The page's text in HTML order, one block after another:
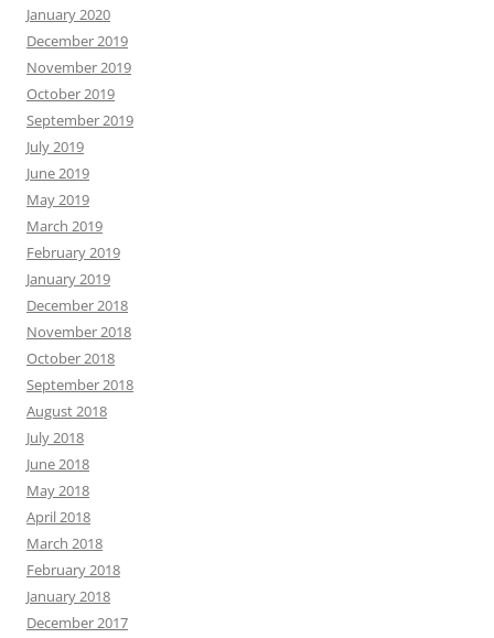
January 2020
December 2019
November 2019
October 2019
September 2019
July 2019
June 2019
May 2019
March 2019
February 2019
January 2019
December 2018
November 2018
October 2018
September 2018
August 2018
July 2018
June 2018
May 2018
April 2018
March 2018
February 2018
January 2018
December 2017